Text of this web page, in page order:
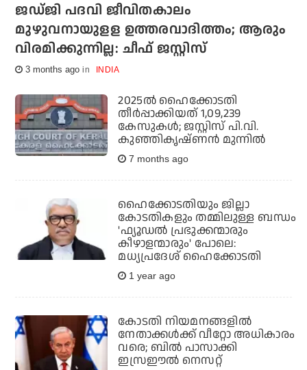
ജഡ്ജി പദവി ജീവിതകാലം
മുഴുവനായുളള ഉത്തരവാദിത്തം; ആരും
വിരമിക്കുന്നില്ല: ചീഫ് ജസ്റ്റിസ്
3 months ago INDIA
2025ല്‍ ഹൈക്കോടതി
തീര്‍പ്പാക്കിയത് 1,09,239
കേസുകള്‍; ജസ്റ്റിസ് പി.വി.
കുഞ്ഞികൃഷ്ണന്‍ മുന്നില്‍
7 months ago
ഹൈക്കോടതിയും ജില്ലാ
കോടതികളും തമ്മിലുള്ള ബന്ധം
'ഫ്യൂഡല്‍ പ്രഭുക്കന്മാരും
കീഴാളന്മാരും' പോലെ:
മധ്യപ്രദേശ് ഹൈക്കോടതി
1 year ago
കോടതി നിയമനങ്ങളില്‍
നേതാക്കള്‍ക്ക് വീറ്റോ അധികാരം
വരെ; ബില്‍ പാസാക്കി
ഇസ്രഈല്‍ നെസറ്റ്